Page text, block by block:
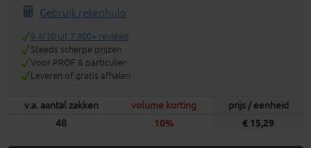
Gebruik rekenhulp
9.4/10 uit 7.800+ reviews
Steeds scherpe prijzen
Voor PROF & particulier
Leveren of gratis afhalen
v.a. aantal zakken volume korting
prijs / eenheid
48
10% € 15,29